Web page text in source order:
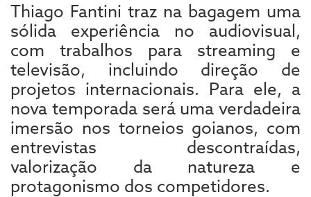
Thiago Fantini traz na bagagem uma
sólida experiência no audiovisual,
com trabalhos para streaming e
televisão, incluindo direção de
projetos internacionais. Para ele, a
nova temporada será uma verdadeira
imersão nos torneios goianos, com
entrevistas descontraídas,
valorização da natureza e
protagonismo dos competidores.